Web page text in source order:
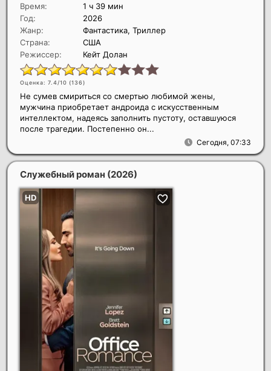
Время:
1 ч 39 мин
Год:
2026
Жанр:
Фантастика, Триллер
Страна:
США
Режиссер:
Кейт Долан
Оценка: 7.4/10 (136)
Сегодня, 07:33
Не сумев смириться со смертью любимой жены,
мужчина приобретает андроида с искусственным
интеллектом, надеясь заполнить пустоту, оставшуюся
после трагедии. Постепенно он...
Служебный роман (2026)